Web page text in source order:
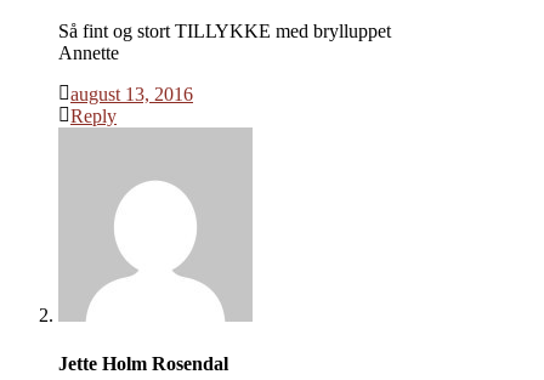
Så fint og stort TILLYKKE med brylluppet
Annette
august 13, 2016
Reply
Jette Holm Rosendal